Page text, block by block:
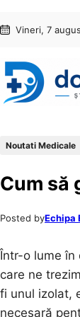
conținut
content
Vineri, 7
Noutati Medicale
Cum să
Posted byEchipa
Într-o lume în
care ne
fi unul izolat,
necesară